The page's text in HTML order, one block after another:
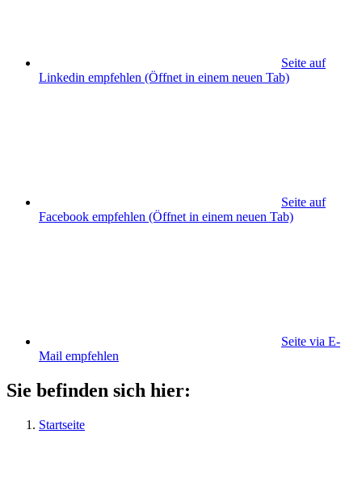
Seite auf
Linkedin empfehlen (Öffnet in einem neuen Tab)
Seite auf
Facebook empfehlen (Öffnet in einem neuen Tab)
Seite via E-
Mail empfehlen
Sie befinden sich hier:
Startseite